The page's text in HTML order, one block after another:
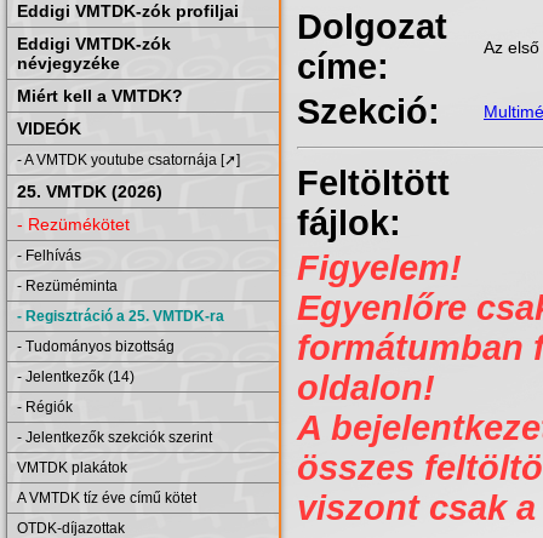
Eddigi VMTDK-zók profiljai
Eddigi VMTDK-zók
névjegyzéke
Miért kell a VMTDK?
VIDEÓK
- A VMTDK youtube csatornája [➚]
25. VMTDK (2026)
- Rezümékötet
- Felhívás
- Rezüméminta
- Regisztráció a 25. VMTDK-ra
- Tudományos bizottság
- Jelentkezők (14)
- Régiók
- Jelentkezők szekciók szerint
VMTDK plakátok
A VMTDK tíz éve című kötet
OTDK-díjazottak
Dolgozat
címe:
Az
Szekció:
Feltöltött
fájlok:
Figyelem!
Egyenlőre
formátumban
oldalon!
A
összes
viszont csak